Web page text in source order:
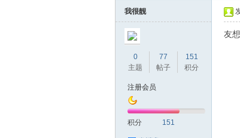
我很靓
0
主题
77
帖子
151
积分
注册会员
积分 151
友